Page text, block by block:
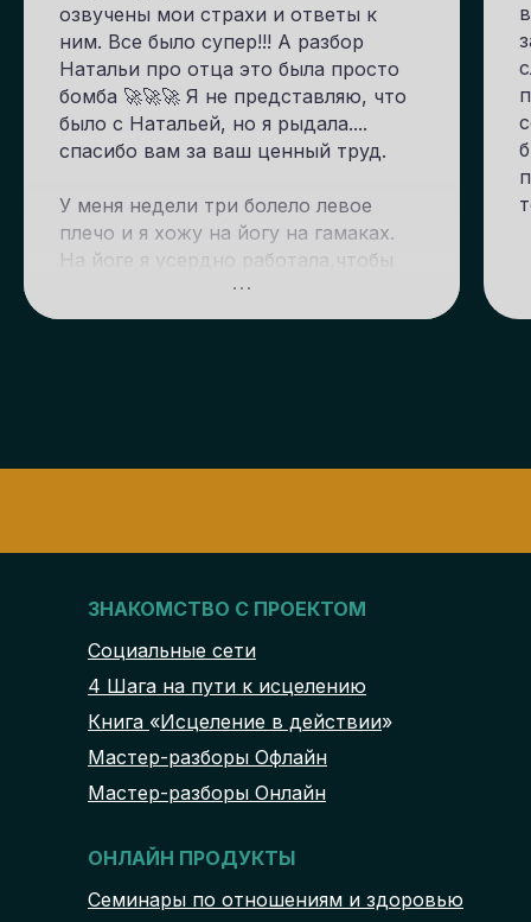
озвучены мои страхи и ответы к
ним. Все было супер!!! А разбор
Натальи про отца это была просто
бомба 🚀🚀🚀 Я не представляю, что
было с Натальей, но я рыдала....
спасибо вам за ваш ценный труд.
У меня недели три болело левое
плечо и я хожу на йогу на гамаках.
На йоге я усердно работала,чтобы
эта боль исчезла, но боль
увеличивалась. Я не могла руку
ЗНАКОМСТВО С ПРОЕКТОМ
Семинары по отношениям и здоровью
4 Шага на пути к исцелению
Мастер-разборы Онлайн
Мастер-разборы Офлайн
Книга «Исцеление в действии»
ОНЛАЙН ПРОДУКТЫ
Социальные сети